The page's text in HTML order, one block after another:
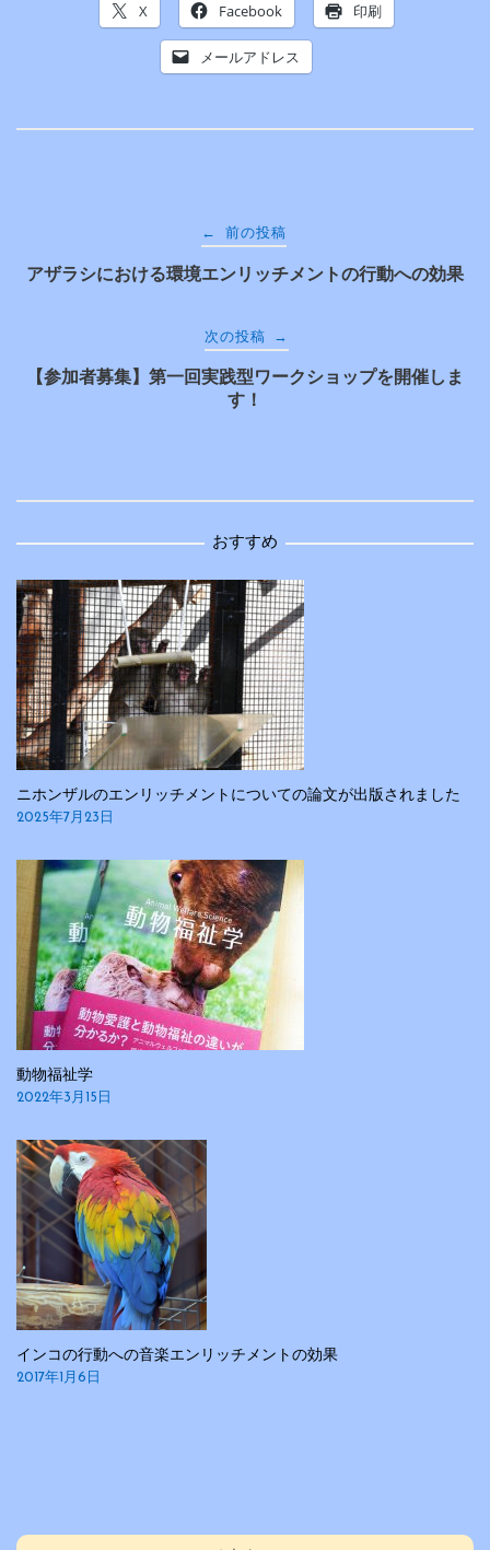
X Facebook 印刷
メールアドレス
稿
ー
ョ
ン
← 前の投稿
アザラシにおける環境エンリッチメントの行動への効果
次の投稿 →
【参加者募集】第一回実践型ワークショップを開催しま
す！
おすすめ
ニホンザルのエンリッチメントについての論文が出版されました
2025年7月23日
動物福祉学
2022年3月15日
インコの行動への音楽エンリッチメントの効果
2017年1月6日